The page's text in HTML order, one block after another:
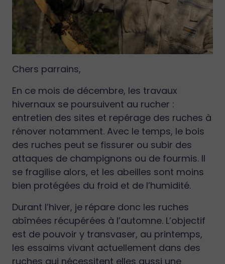
Chers parrains,
En ce mois de décembre, les travaux
hivernaux se poursuivent au rucher :
entretien des sites et repérage des ruches à
rénover notamment. Avec le temps, le bois
des ruches peut se fissurer ou subir des
attaques de champignons ou de fourmis. Il
se fragilise alors, et les abeilles sont moins
bien protégées du froid et de l’humidité.
Durant l’hiver, je répare donc les ruches
abîmées récupérées à l’automne. L’objectif
est de pouvoir y transvaser, au printemps,
les essaims vivant actuellement dans des
ruches qui nécessitent elles aussi une